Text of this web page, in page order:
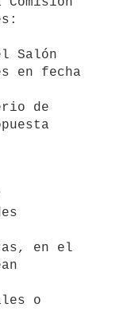
Salón
en fecha